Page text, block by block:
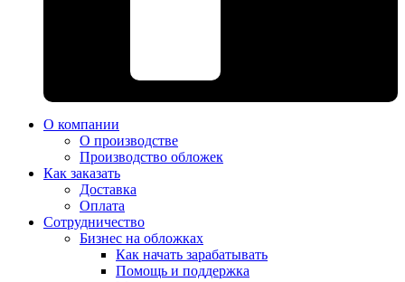
О компании
О производстве
Производство обложек
Как заказать
Доставка
Оплата
Сотрудничество
Бизнес на обложках
Как начать зарабатывать
Помощь и поддержка